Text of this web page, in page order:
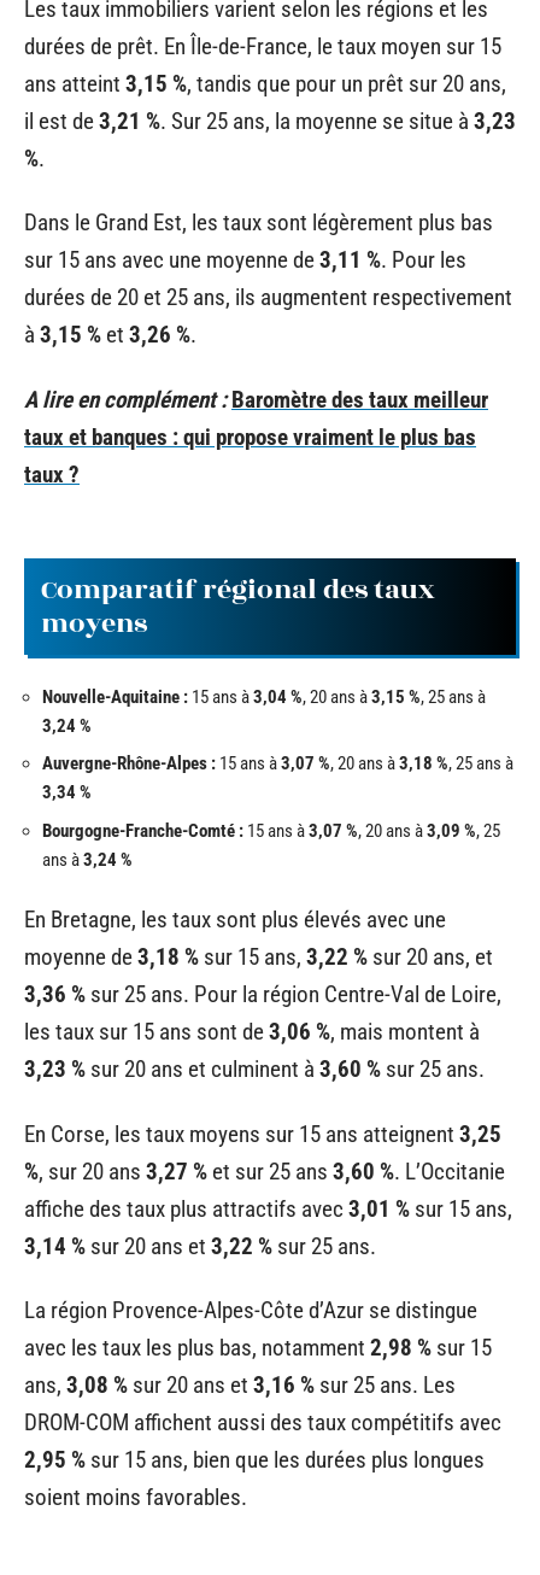
Les taux immobiliers varient selon les régions et les
durées de prêt. En Île-de-France, le taux moyen sur 15
ans atteint 3,15 %, tandis que pour un prêt sur 20 ans,
il est de3,21 %. Sur 25 ans, la moyenne se situe à 3,23
%.
Dans le Grand Est, les taux sont légèrement plus bas
sur 15 ans avec une moyenne de3,11 %. Pour les
durées de 20 et 25 ans, ils augmentent respectivement
à 3,15 % et 3,26 %.
A lire en complément : Baromètre des taux meilleur
taux et banques : qui propose vraiment le plus bas
taux ?
Comparatif régional des taux
moyens
Nouvelle-Aquitaine : 15 ans à3,04 %, 20 ans à3,15 %, 25 ans à
3,24 %
Auvergne-Rhône-Alpes : 15 ans à3,07 %, 20 ans à3,18 %, 25 ans à
3,34 %
Bourgogne-Franche-Comté : 15 ans à3,07 %, 20 ans à3,09 %, 25
ans à3,24 %
En Bretagne, les taux sont plus élevés avec une
moyenne de3,18 % sur 15 ans, 3,22 % sur 20 ans, et
3,36 % sur 25 ans. Pour la région Centre-Val de Loire,
les taux sur 15 ans sont de3,06 %, mais montent à
3,23 % sur 20 ans et culminent à 3,60 % sur 25 ans.
En Corse, les taux moyens sur 15 ans atteignent 3,25
%, sur 20 ans 3,27 % et sur 25 ans 3,60 %. L’Occitanie
affiche des taux plus attractifs avec 3,01 % sur 15 ans,
3,14 % sur 20 ans et 3,22 % sur 25 ans.
La région Provence-Alpes-Côte d’Azur se distingue
avec les taux les plus bas, notamment 2,98 % sur 15
ans, 3,08 % sur 20 ans et 3,16 % sur 25 ans. Les
DROM-COM affichent aussi des taux compétitifs avec
2,95 % sur 15 ans, bien que les durées plus longues
soient moins favorables.